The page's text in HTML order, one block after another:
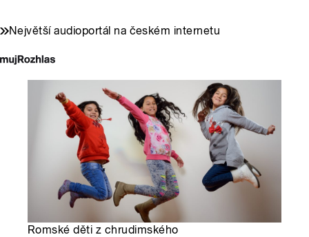
Největší audioportál na českém internetu
Romské děti z chrudimského